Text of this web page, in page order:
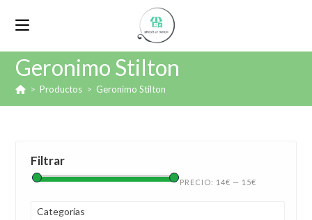
Geronimo Stilton
> Productos > Geronimo Stilton
Filtrar
PRECIO: 14€ — 15€
Categorías